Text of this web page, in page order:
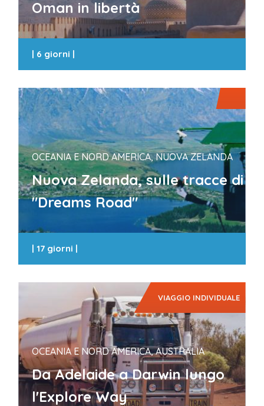
Oman in libertà
| 6 giorni |
OCEANIA E NORD AMERICA, NUOVA ZELANDA
Nuova Zelanda, sulle tracce di
"Dreams Road"
|17 giorni |
VIAGGIO INDIVIDUALE
OCEANIA E NORD AMERICA, AUSTRALIA
Da Adelaide a Darwin lungo
l'Explore Way